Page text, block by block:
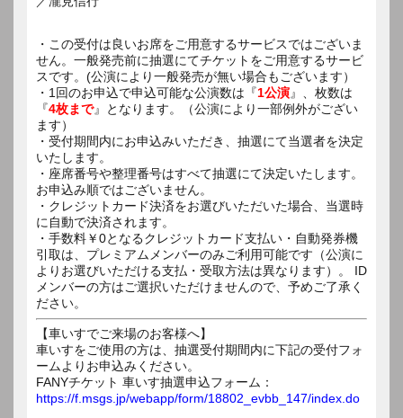
・この受付は良いお席をご用意するサービスではございま
せん。一般発売前に抽選にてチケットをご用意するサービ
スです。(公演により一般発売が無い場合もございます）
・1回のお申込で申込可能な公演数は『1公演』、枚数は
『4枚まで』となります。（公演により一部例外がござい
ます）
・受付期間内にお申込みいただき、抽選にて当選者を決定
いたします。
・座席番号や整理番号はすべて抽選にて決定いたします。
お申込み順ではございません。
・クレジットカード決済をお選びいただいた場合、当選時
に自動で決済されます。
・手数料￥0となるクレジットカード支払い・自動発券機
引取は、プレミアムメンバーのみご利用可能です（公演に
よりお選びいただける支払・受取方法は異なります）。 ID
メンバーの方はご選択いただけませんので、予めご了承く
ださい。
【車いすでご来場のお客様へ】
車いすをご使用の方は、抽選受付期間内に下記の受付フォ
ームよりお申込みください。
FANYチケット 車いす抽選申込フォーム：
https://f.msgs.jp/webapp/form/18802_evbb_147/index.do